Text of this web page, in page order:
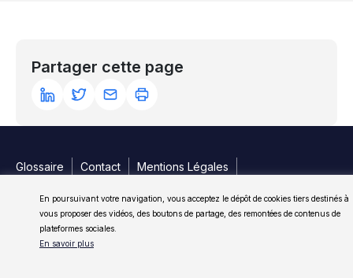
Partager cette page
Glossaire Contact
Mentions Légales
Conditions Générales
Copyright 2026 Ancre
En poursuivant votre navigation, vous acceptez le dépôt de cookies tiers destinés à
vous proposer des vidéos, des boutons de partage, des remontées de contenus de
plateformes sociales.
En savoir plus